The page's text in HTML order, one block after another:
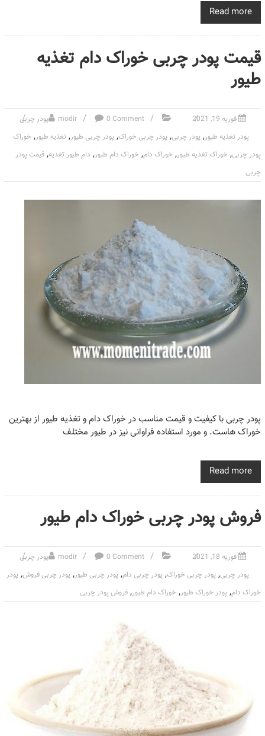
Read more
قیمت پودر چربی خوراک دام تغذیه
طیور
فوریه 19, 2021 modir 0 Comment
پودر چربی
پودر تغذیه طیور, پودر چربی, پودر چربی خوراک, پودر چربی طیور, تغذیه طیور, خوراک
پودر چربی, خوراک تغذیه طیور, خوراک دام, خوراک دام طیور, دام طیور تغذیه, قیمت پودر
چربی
پودر چربی با کیفیت و قیمت مناسب در خوراک دام و تغذیه طیور از بهترین
خوراک هاست. و مورد استفاده فراوانی نیز در طیور مختلف
Read more
فروش پودر چربی خوراک دام طیور
فوریه 18, 2021 modir 0 Comment
پودر چربی
پودر چربی, پودر چربی خوراک, پودر چربی دام, پودر چربی طیور, پودر چربی فروش, پودر
خوراک دام, پودر خوراک طیور, خوراک دام طیور, فروش پودر چربی